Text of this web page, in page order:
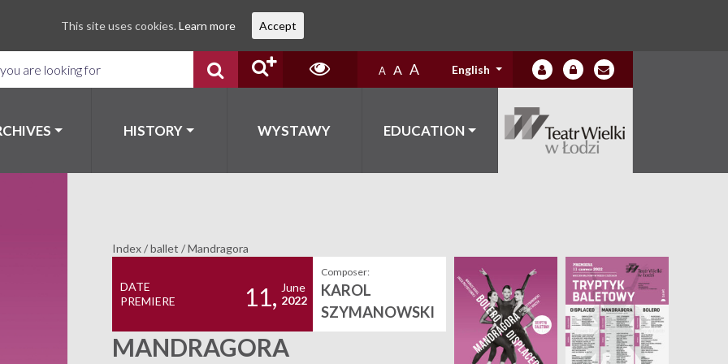
A A A English
HISTORY WYSTAWY EDUCATION
Index/ballet /Mandragora
DATE
PREMIERE
11, June
2022
Composer:
KAROL
SZYMANOWSKI
MANDRAGORA
This site uses cookies. Learn more Accept